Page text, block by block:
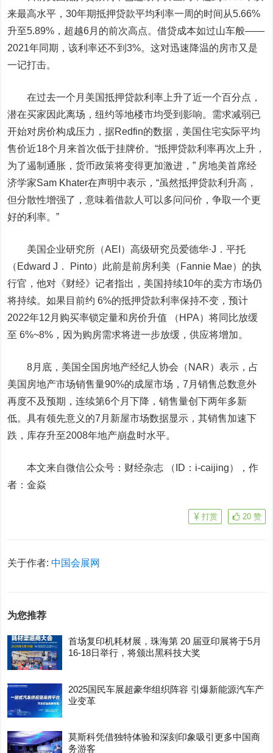
来最高水平，30年期抵押贷款平均利率一周的时间从5.66%
升至5.89%，超越6月的前次高点。借贷成本如过山车般——
2021年同期，该利率还不到3%。这对迅速降温的房市又是
一记打击。
在过去一个月美国抵押贷款利率上升了近一个百分点，
潜在买家因此离场，纽约等地楼市均受到影响。需求减弱已
开始对房价构成压力，据Redfin的数据，美国住宅实际平均
售价近18个月来首次低于挂牌价。“抵押贷款利率再次上升，
为了遏制通胀，货币政策将变得更加激进，” 房地美首席经
济学家Sam Khater在声明中表示，“虽然抵押贷款利升高，
但分散性增强了，意味着借款人可以多问问价，争取一个更
好的利率。”
美国企业研究所 （AEI）高级研究员爱德华·J．平托
（Edward J． Pinto） 此前是前房利美 （Fannie Mae） 的执
行官，他对《财经》记者指出，美国持续10年的卖方市场仍
将持续。如果目前约 6%的抵押贷款利率保持不变，预计
2022年12月购买率锁定量和房价升值
（HPA）将同比放缓
至 6%~8%，因为购房需求将进一步放缓，供应将增加。
8月底，美国全国房地产经纪人协会 （NAR）表示，占
美国房地产市场销售量90%的成屋市场，7月销售总数意外
再度不及预期，连续第6个月下降，销售量创下两年多新
低。具有领先意义的7月新屋市场数据显示，其销售加速下
跌，库存升至2008年地产崩盘时水平。
本文来自微信公众号： 财经杂志 （ID：i-caijing）
，作
者：金焱
20 赞
打赏
关于作者:中国会展网
为您推荐
首场复印机耗材展，珠海第 20 届亚印展将于5月
16-18日举行，将颁出黑科技大奖
2025国民车展超豪华组织阵容 引爆新能源汽车产
业变革
莫斯科凭借独特体验和深刻印象吸引更多中国商
务游客